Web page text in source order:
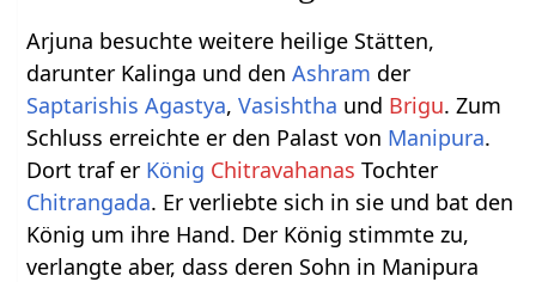
Arjuna besuchte weitere heilige Stätten,
darunter Kalinga und denAshram der
Saptarishis Agastya,Vasishtha und Brigu. Zum
Schluss erreichte er den Palast von Manipura.
Dort traf er König Chitravahanas Tochter
Chitrangada. Er verliebte sich in sie und bat den
König um ihre Hand. Der König stimmte zu,
verlangte aber, dass deren Sohn in Manipura